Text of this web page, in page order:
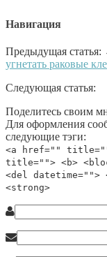
Навигация
Предыдущая статья:
угнетать раковые
Следующая статья:
Поделитесь своим
Для оформления
следующие тэги:
<a href=""
title=""> <b>
<del datetime="">
<strong>